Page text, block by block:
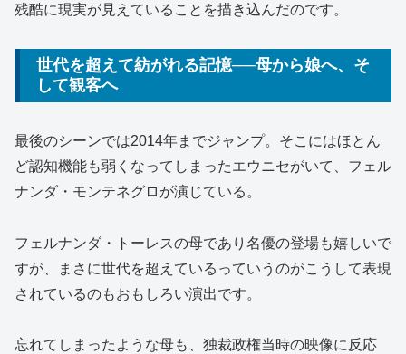
残酷に現実が見えていることを描き込んだのです。
世代を超えて紡がれる記憶──母から娘へ、そ
して観客へ
最後のシーンでは2014年までジャンプ。そこにはほとん
ど認知機能も弱くなってしまったエウニセがいて、フェル
ナンダ・モンテネグロが演じている。
フェルナンダ・トーレスの母であり名優の登場も嬉しいで
すが、まさに世代を超えているっていうのがこうして表現
されているのもおもしろい演出です。
忘れてしまったような母も、独裁政権当時の映像に反応